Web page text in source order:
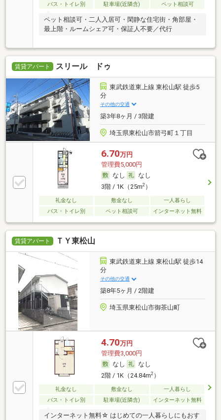
バス・トイレ別
駐車場(近隣含) ペット相談可
ペット相談可・二人入居可・閑静な住宅街・角部屋・
最上階・ルームシェア可・保証人不要／代行
賃貸アパート スリール ドゥ
東武鉄道東上線 東松山駅 徒歩5
分
その他の交通
築3年8ヶ月 / 3階建
埼玉県東松山市箭弓町１丁目
6.70万円
管理費5,000円
なし
なし
3階 / 1K（25m2）
礼金なし 敷金なし
一人暮らし
バス・トイレ別
ペット相談可 インターネット無料
賃貸アパート ＴＹ東松山
東武鉄道東上線 東松山駅 徒歩14
分
その他の交通
築8年5ヶ月 / 2階建
埼玉県東松山市御茶山町
4.70万円
管理費3,000円
なし
なし
2階 / 1K（24.84m2）
礼金なし 敷金なし
一人暮らし
バス・トイレ別
駐車場(近隣含) インターネット無料
インターネット無料☆ はじめての一人暮らしにもおす